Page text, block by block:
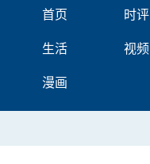
首页 时评
生活 视频
漫画